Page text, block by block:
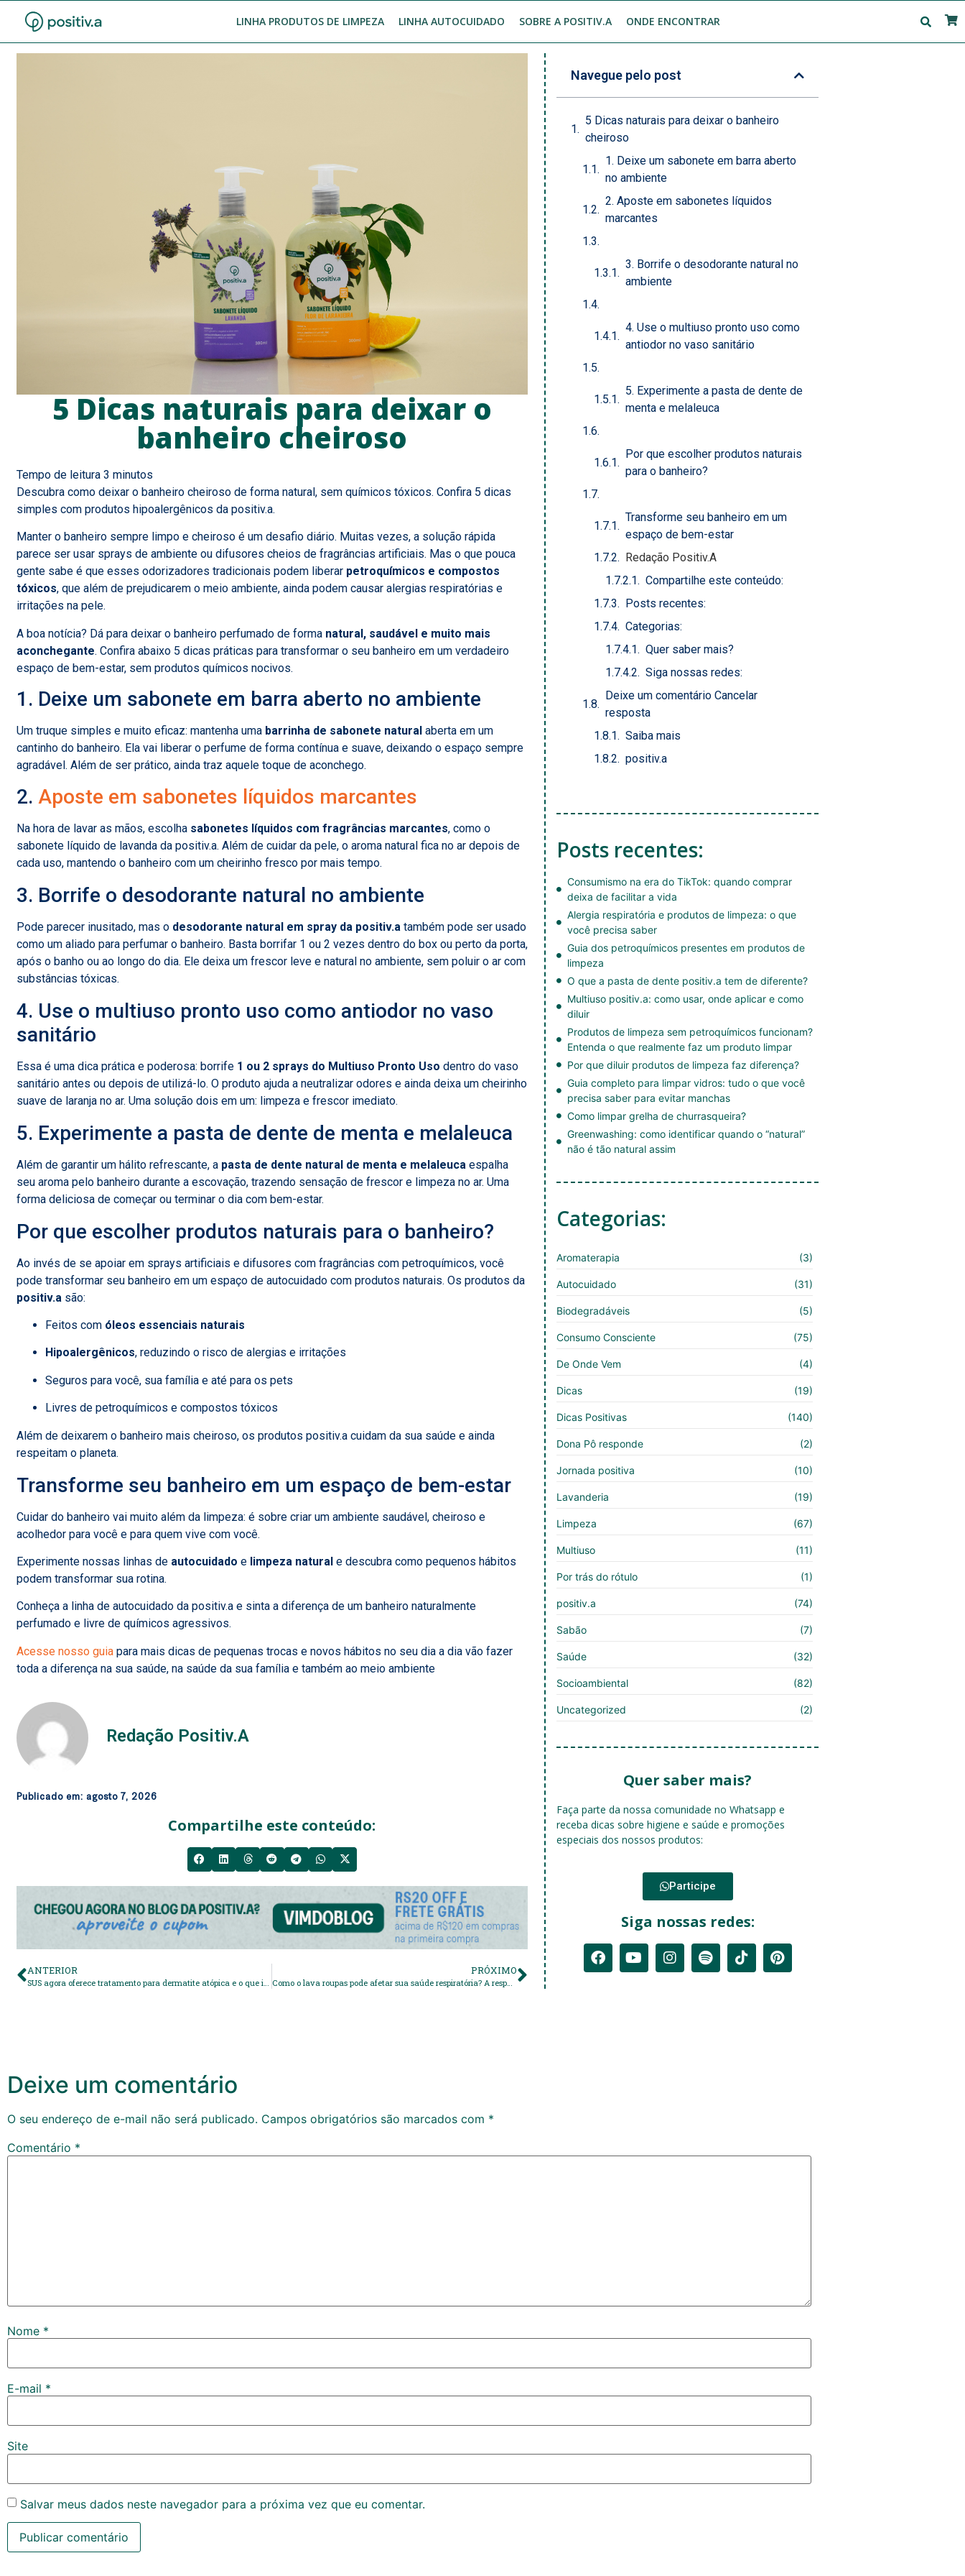
LINHA PRODUTOS DE LIMPEZA LINHA AUTOCUIDADO SOBRE A POSITIV.A ONDE ENCONTRAR
5 Dicas naturais para deixar o
banheiro cheiroso
Descubra como deixar o banheiro cheiroso de forma natural, sem químicos tóxicos. Confira 5 dicas
simples com produtos hipoalergênicos da positiv.a.
Manter o banheiro sempre limpo e cheiroso é um desafio diário. Muitas vezes, a solução rápida
parece ser usar sprays de ambiente ou difusores cheios de fragrâncias artificiais. Mas o que pouca
gente sabe é que esses odorizadores tradicionais podem liberar petroquímicos e compostos
tóxicos, que além de prejudicarem o meio ambiente, ainda podem causar alergias respiratórias e
irritações na pele.
A boa notícia? Dá para deixar o banheiro perfumado de forma natural, saudável e muito mais
aconchegante. Confira abaixo 5 dicas práticas para transformar o seu banheiro em um verdadeiro
espaço de bem-estar, sem produtos químicos nocivos.
1. Deixe um sabonete em barra aberto no ambiente
Um truque simples e muito eficaz: mantenha uma barrinha de sabonete natural aberta em um
cantinho do banheiro. Ela vai liberar o perfume de forma contínua e suave, deixando o espaço sempre
agradável. Além de ser prático, ainda traz aquele toque de aconchego.
2. Aposte em sabonetes líquidos marcantes
Na hora de lavar as mãos, escolha sabonetes líquidos com fragrâncias marcantes, como o
sabonete líquido de lavanda da positiv.a. Além de cuidar da pele, o aroma natural fica no ar depois de
cada uso, mantendo o banheiro com um cheirinho fresco por mais tempo.
3. Borrife o desodorante natural no ambiente
Pode parecer inusitado, mas o desodorante natural em spray da positiv.a também pode ser usado
como um aliado para perfumar o banheiro. Basta borrifar 1 ou 2 vezes dentro do box ou perto da porta,
após o banho ou ao longo do dia. Ele deixa um frescor leve e natural no ambiente, sem poluir o ar com
substâncias tóxicas.
4. Use o multiuso pronto uso como antiodor no vaso
sanitário
Essa é uma dica prática e poderosa: borrife 1 ou 2 sprays do Multiuso Pronto Uso dentro do vaso
sanitário antes ou depois de utilizá-lo. O produto ajuda a neutralizar odores e ainda deixa um cheirinho
suave de laranja no ar. Uma solução dois em um: limpeza e frescor imediato.
5. Experimente a pasta de dente de menta e melaleuca
Além de garantir um hálito refrescante, a pasta de dente natural de menta e melaleuca espalha
seu aroma pelo banheiro durante a escovação, trazendo sensação de frescor e limpeza no ar. Uma
forma deliciosa de começar ou terminar o dia com bem-estar.
Por que escolher produtos naturais para o banheiro?
Ao invés de se apoiar em sprays artificiais e difusores com fragrâncias com petroquímicos, você
pode transformar seu banheiro em um espaço de autocuidado com produtos naturais. Os produtos da
positiv.a são:
Feitos com óleos essenciais naturais
Hipoalergênicos, reduzindo o risco de alergias e irritações
Seguros para você, sua família e até para os pets
Livres de petroquímicos e compostos tóxicos
Além de deixarem o banheiro mais cheiroso, os produtos positiv.a cuidam da sua saúde e ainda
respeitam o planeta.
Transforme seu banheiro em um espaço de bem-estar
Cuidar do banheiro vai muito além da limpeza: é sobre criar um ambiente saudável, cheiroso e
acolhedor para você e para quem vive com você.
Experimente nossas linhas de autocuidado e limpeza naturale descubra como pequenos hábitos
podem transformar sua rotina.
Conheça a linha de autocuidado da positiv.a e sinta a diferença de um banheiro naturalmente
perfumado e livre de químicos agressivos.
Acesse nosso guiapara mais dicas de pequenas trocas e novos hábitos no seu dia a dia vão fazer
toda a diferença na sua saúde, na saúde da sua família e também ao meio ambiente
Redação Positiv.A
Publicado em: agosto 7, 2026
Compartilhe este conteúdo:
ANTERIOR PRÓXIMO
Navegue pelo post
5 Dicas naturais para deixar o banheiro
cheiroso
1. Deixe um sabonete em barra aberto
no ambiente
2. Aposte em sabonetes líquidos
marcantes
3. Borrife o desodorante natural no
ambiente
4. Use o multiuso pronto uso como
antiodor no vaso sanitário
5. Experimente a pasta de dente de
menta e melaleuca
Por que escolher produtos naturais
para o banheiro?
Transforme seu banheiro em um
espaço de bem-estar
Redação Positiv.A
Compartilhe este conteúdo:
Posts recentes:
Categorias:
Quer saber mais?
Siga nossas redes:
Deixe um comentário Cancelar
resposta
Saiba mais
positiv.a
Posts recentes:
Consumismo na era do TikTok: quando comprar
deixa de facilitar a vida
Alergia respiratória e produtos de limpeza: o que
você precisa saber
Guia dos petroquímicos presentes em produtos de
limpeza
O que a pasta de dente positiv.a tem de diferente?
Multiuso positiv.a: como usar, onde aplicar e como
diluir
Produtos de limpeza sem petroquímicos funcionam?
Entenda o que realmente faz um produto limpar
Por que diluir produtos de limpeza faz diferença?
Guia completo para limpar vidros: tudo o que você
precisa saber para evitar manchas
Como limpar grelha de churrasqueira?
Greenwashing: como identificar quando o “natural”
não é tão natural assim
Categorias:
Aromaterapia (3)
Autocuidado (31)
Biodegradáveis (5)
Consumo Consciente (75)
De Onde Vem (4)
Dicas (19)
Dicas Positivas (140)
Dona Pô responde (2)
Jornada positiva (10)
Lavanderia (19)
Limpeza (67)
Multiuso (11)
Por trás do rótulo (1)
positiv.a (74)
Sabão (7)
Saúde (32)
Socioambiental (82)
Uncategorized (2)
Quer saber mais?
Faça parte da nossa comunidade no Whatsapp e
receba dicas sobre higiene e saúde e promoções
especiais dos nossos produtos:
Participe
Siga nossas redes:
Deixe um comentário
O seu endereço de e-mail não será publicado. Campos obrigatórios são marcados com *
Comentário *
Nome *
E-mail *
Site
Salvar meus dados neste navegador para a próxima vez que eu comentar.